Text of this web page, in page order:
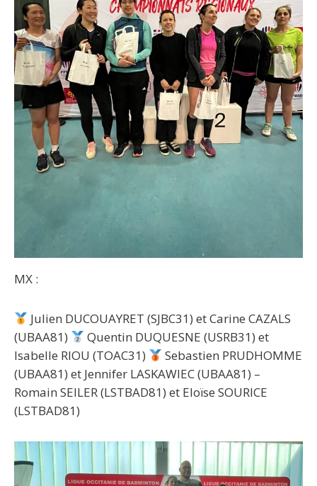
MX :
Julien DUCOUAYRET (SJBC31) et Carine CAZALS
(UBAA81)
Quentin DUQUESNE (USRB31) et
Isabelle RIOU (TOAC31)
Sebastien PRUDHOMME
(UBAA81) et Jennifer LASKAWIEC (UBAA81) –
Romain SEILER (LSTBAD81) et Eloïse SOURICE
(LSTBAD81)